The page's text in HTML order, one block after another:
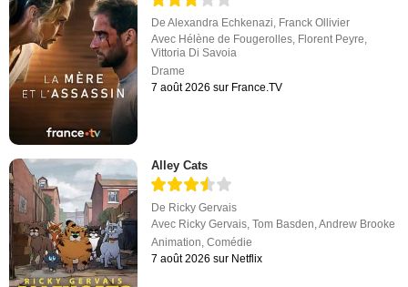
DeAlexandra Echkenazi Franck Ollivier
Avec Hélène de Fougerolles Florent Peyre
Vittoria Di Savoia
Drame
7 août 2026 sur France.TV
Alley Cats
De Ricky Gervais
Avec Ricky Gervais,Tom Basden,Andrew Brooke
Animation,Comédie
7 août 2026 sur Netflix